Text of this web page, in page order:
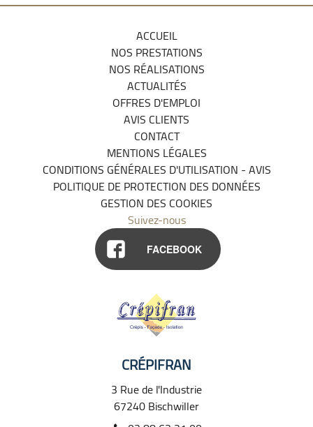
ACCUEIL
NOS PRESTATIONS
NOS RÉALISATIONS
ACTUALITÉS
OFFRES D'EMPLOI
AVIS CLIENTS
CONTACT
MENTIONS LÉGALES
CONDITIONS GÉNÉRALES D'UTILISATION - AVIS
POLITIQUE DE PROTECTION DES DONNÉES
GESTION DES COOKIES
Suivez-nous
FACEBOOK
CRÉPIFRAN
3 Rue de l'Industrie
67240Bischwiller